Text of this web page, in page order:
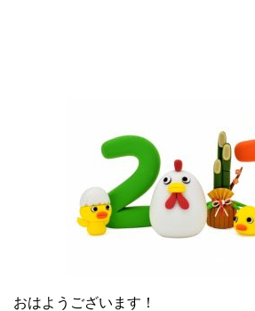
おはようございます！